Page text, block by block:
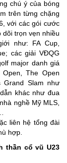
chú ý của bóng
trên từng chặng
với các gói cước
dõi trọn vẹn nhiều
như: FA Cup,
các giải VĐQG
major danh giá
Open, The Open
Grand Slam như
khác như đua
nghề Mỹ MLS,
liên hệ tổng đài
hợp.
thần cổ vũ U23